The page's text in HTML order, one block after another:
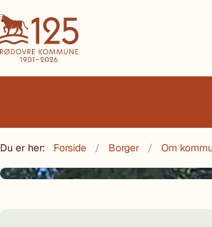
Du er her: Forside Borger Om